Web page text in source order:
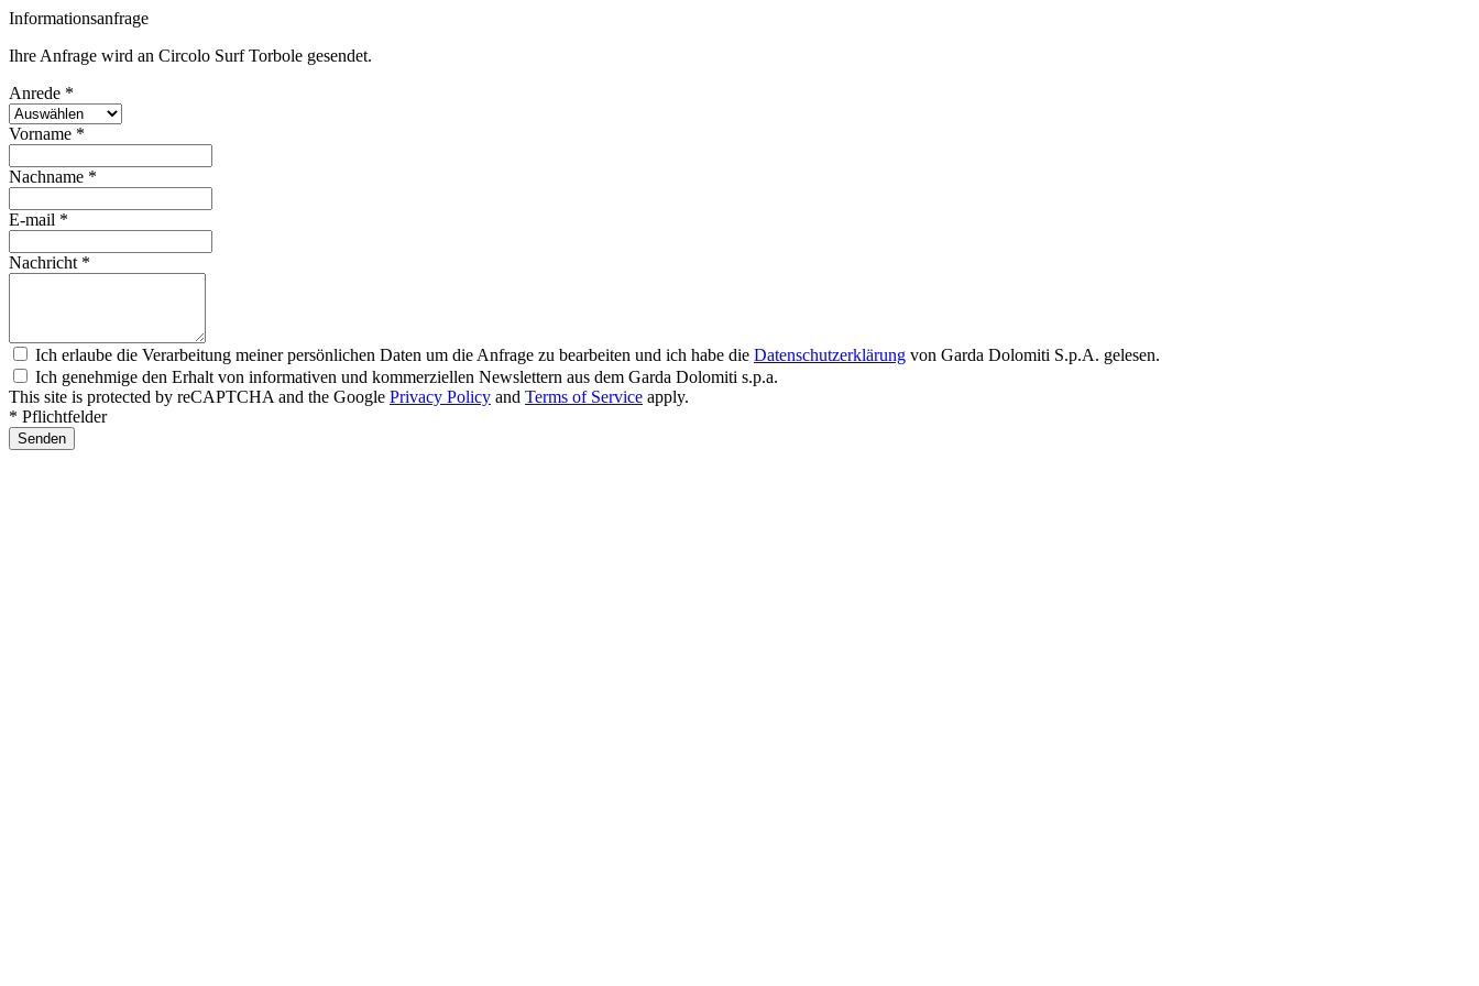
Informationsanfrage
Ihre Anfrage wird an Circolo Surf Torbole gesendet.
Anrede *
Vorname *
Nachname *
E-mail *
Nachricht *
Ich erlaube die Verarbeitung meiner persönlichen Daten um die Anfrage zu bearbeiten und ich habe die Datenschutzerklärung von Garda Dolomiti S.p.A. gelesen.
Ich genehmige den Erhalt von informativen und kommerziellen Newslettern aus dem Garda Dolomiti s.p.a.
This site is protected by reCAPTCHA and the Google Privacy Policy and Terms of Service apply.
* Pflichtfelder
Senden